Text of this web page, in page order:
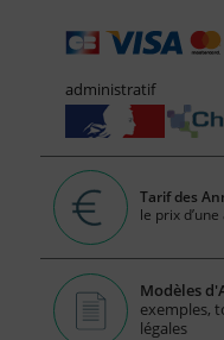
administratif
Tarif des
le prix
Modèles
exemples,
légales